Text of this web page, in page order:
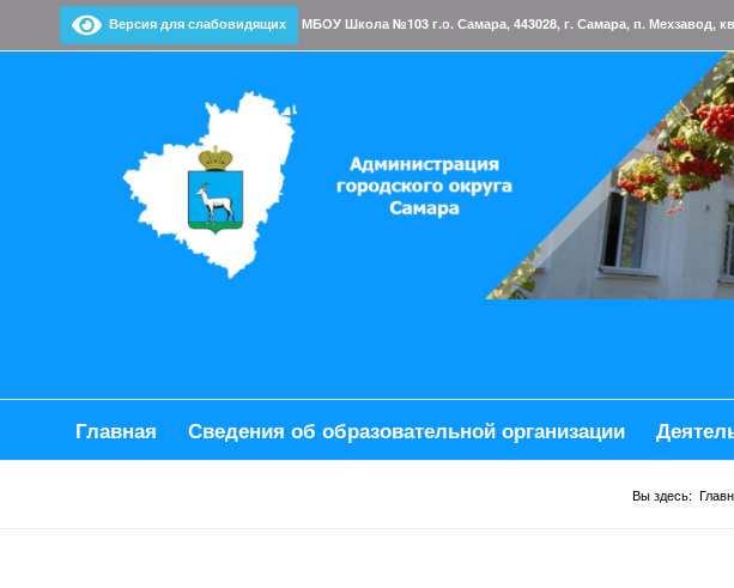
Версия для слабовидящих МБОУ Школа №103 г.о. Самара, 443028, г. Самара, п. Мехзавод,
Главная Сведения об образовательной организации
Вы здесь: